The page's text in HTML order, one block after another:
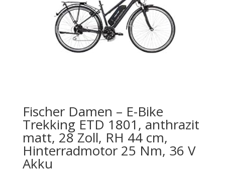
Fischer Damen – E-Bike
Trekking ETD 1801, anthrazit
matt, 28 Zoll, RH 44 cm,
Hinterradmotor 25 Nm, 36 V
Akku